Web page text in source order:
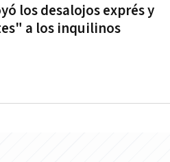
los desalojos exprés y
a los inquilinos